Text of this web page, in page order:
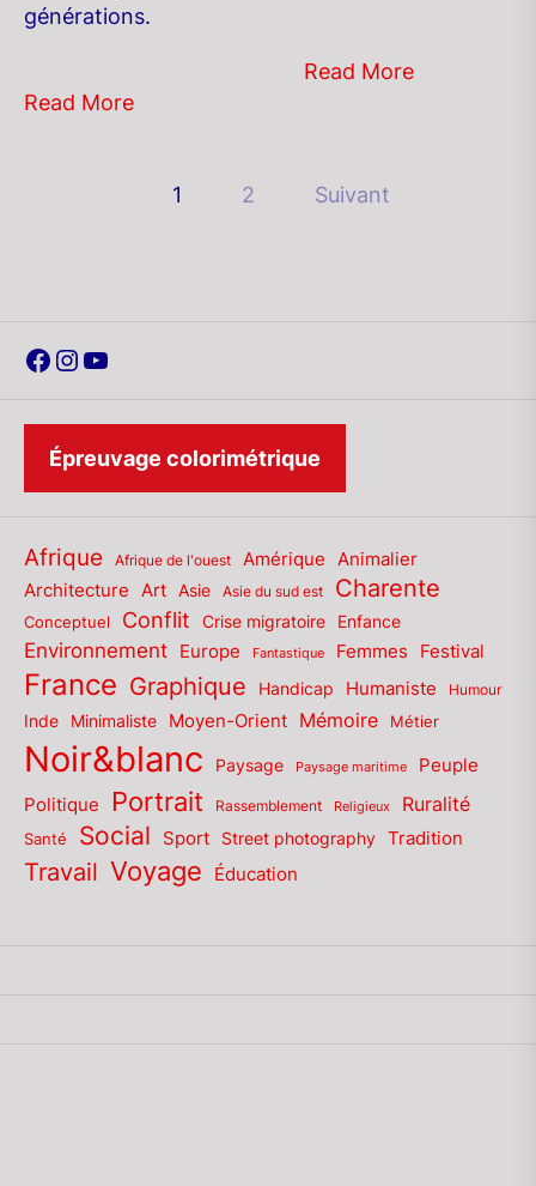
générations.
Read More
Read More
Pagination
1 2 Suivant
Facebook
Instagram
YouTube
Épreuvage colorimétrique
Afrique Afrique de l'ouest Amérique Animalier
Architecture
Art Asie Asie du sud est Charente
Conceptuel Conflit Crise migratoire Enfance
Environnement Europe Fantastique Femmes Festival
France Graphique Handicap Humaniste Humour
Inde Minimaliste Moyen-Orient Mémoire Métier
Noir&blanc Paysage Paysage maritime Peuple
Politique Portrait Rassemblement Religieux Ruralité
Santé Social Sport Street photography Tradition
Travail Voyage Éducation